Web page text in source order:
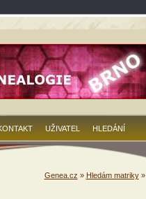
UŽIVATEL HLEDÁNÍ
Genea.cz » Hledám matriky»